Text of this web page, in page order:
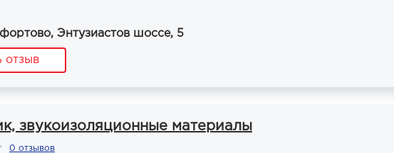
Энтузиастов шоссе, 5
отзыв
звукоизоляционные материалы
0 отзывов